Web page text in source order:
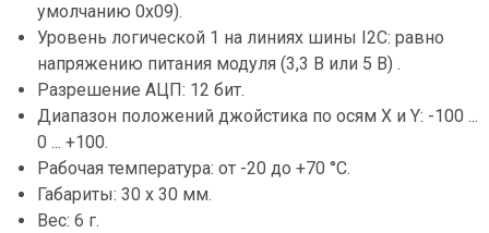
умолчанию 0x09).
Уровень логической 1 на линиях шины I2C: равно
напряжению питания модуля (3,3 В или 5 В) .
Разрешение АЦП: 12 бит.
Диапазон положений джойстика по осям X и Y: -100 ...
0 ... +100.
Рабочая температура: от -20 до +70 °С.
Габариты: 30 х 30 мм.
Вес: 6 г.